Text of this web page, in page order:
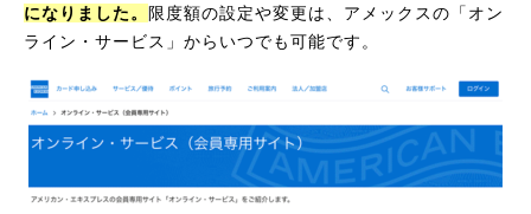
になりました。
限度額の設定や変更は、アメックスの「オン
ライン・サービス」からいつでも可能です。